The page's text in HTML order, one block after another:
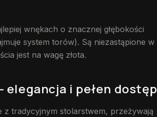
wnękach o znacznej głębokości
system torów). Są niezastąpione w
jest na wagę złota.
elegancja i pełen dostęp
tradycyjnym stolarstwem, przeżywają